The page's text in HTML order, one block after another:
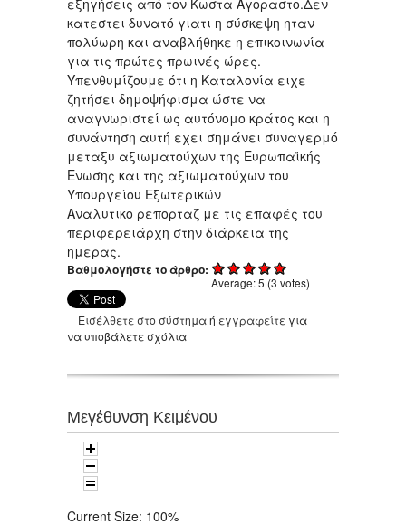
κατεστει δυνατό γιατι η σύσκεψη ηταν
πολύωρη και αναβλήθηκε η επικοινωνία
για τις πρώτες πρωινές ώρες.
Υπενθυμίζουμε ότι η Καταλονία ειχε
ζητήσει δημοψήφισμα ώστε να
αναγνωριστεί ως αυτόνομο κράτος και η
συνάντηση αυτή εχει σημάνει συναγερμό
μεταξυ αξιωματούχων της Ευρωπαϊκής
Ενωσης και της αξιωματούχων του
Υπουργείου Εξωτερικών
Αναλυτικο ρεπορταζ με τις επαφές του
περιφερειάρχη στην διάρκεια της
ημερας.
Βαθμολογήστε το άρθρο:
Average:5 (3 votes)
Εισέλθετε στο σύστημαή εγγραφείτε για
να υποβάλετε σχόλια
Μεγέθυνση Κειμένου
Current Size: 100%